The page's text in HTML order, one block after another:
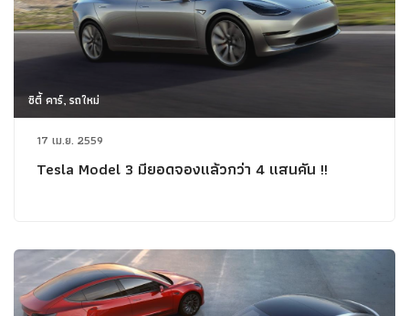
ซิตี้ คาร์, รถใหม่
17 เม.ย. 2559
Tesla Model 3 มียอดจองแล้วกว่า 4 แสนคัน !!